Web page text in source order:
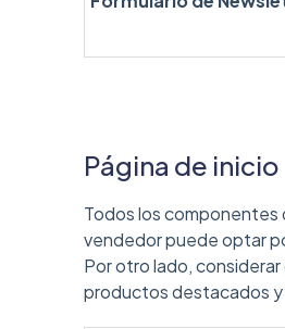
Página de inicio
Todos los componentes
vendedor puede optar
Por otro lado,
productos destacados y